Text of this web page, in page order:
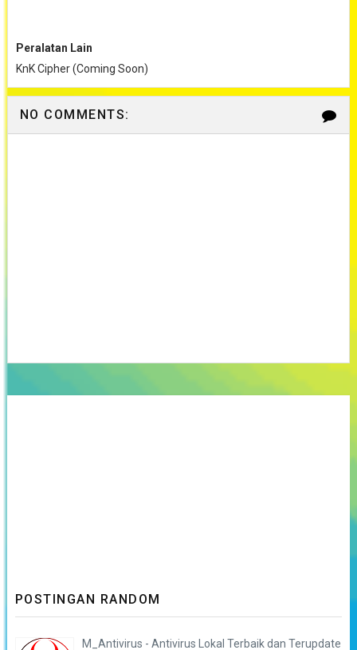
Peralatan Lain
KnK Cipher (Coming Soon)
NO COMMENTS:
POSTINGAN RANDOM
M_Antivirus - Antivirus Lokal Terbaik dan Terupdate